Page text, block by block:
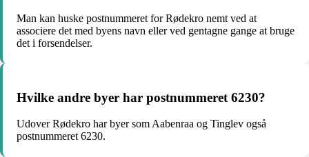
Man kan huske postnummeret for Rødekro nemt ved at
associere det med byens navn eller ved gentagne gange at bruge
det i forsendelser.
Hvilke andre byer har postnummeret 6230?
Udover Rødekro har byer som Aabenraa og Tinglev også
postnummeret 6230.